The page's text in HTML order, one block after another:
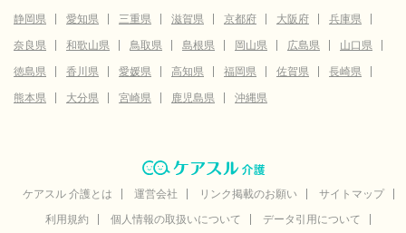
静岡県
愛知県 三重県 滋賀県 京都府 大阪府
兵庫県
奈良県
和歌山県 鳥取県 島根県 岡山県 広島県
山口県
徳島県
香川県 愛媛県 高知県 福岡県 佐賀県
長崎県
熊本県
大分県 宮崎県 鹿児島県 沖縄県
ケアスル 介護とは 運営会社 リンク掲載のお願い
サイトマップ
利用規約
個人情報の取扱いについて データ引用について